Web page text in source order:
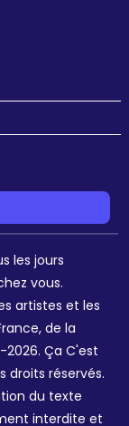
les jours
vous.
artistes et les
de la
Ça C'est
droits réservés.
du texte
interdite et